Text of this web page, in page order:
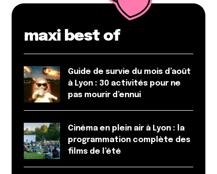
maxi best of
Guide de survie du mois d’août
à Lyon : 30 activités pour ne
pas mourir d’ennui
Cinéma en plein air à Lyon : la
programmation complète des
films de l’été